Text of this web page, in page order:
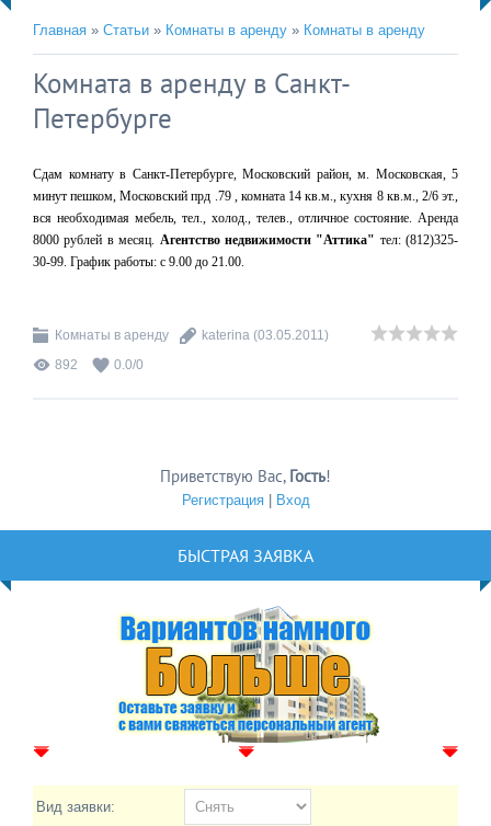
Главная » Статьи » Комнаты в аренду » Комнаты в аренду
Комната в аренду в Санкт-
Петербурге
Сдам комнату в Санкт-Петербурге, Московский район, м. Московская, 5
минут пешком, Московский прд .79 , комната 14 кв.м., кухня 8 кв.м., 2/6 эт.,
вся необходимая мебель, тел., холод., телев., отличное состояние. Аренда
8000 рублей в месяц. Агентство недвижимости "Аттика" тел: (812)325-
30-99. График работы: с 9.00 до 21.00.
Комнаты в аренду katerina (03.05.2011)
892
0.0/0
Приветствую Вас, Гость!
Регистрация| Вход
БЫСТРАЯ ЗАЯВКА
Вид заявки: